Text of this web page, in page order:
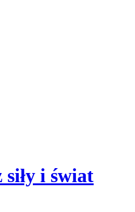
siły i świat